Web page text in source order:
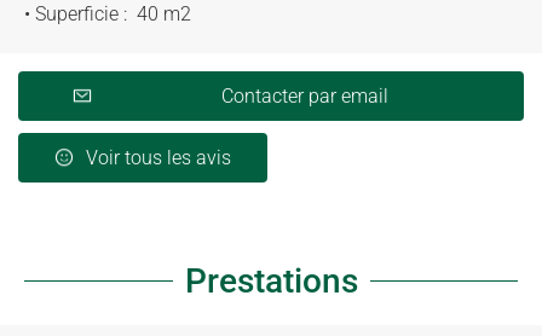
• Superficie : 40 m2
Contacter par email
Voir tous les avis
Prestations